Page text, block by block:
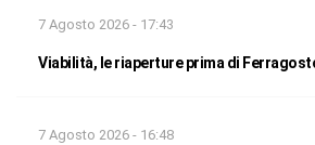
7 Agosto 2026 - 17:43
Viabilità, le riaperture prima di
7 Agosto 2026 - 16:48